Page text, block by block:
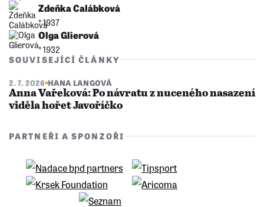
Zdeňka Calábková
* 1937
Olga Glierová
* 1932
SOUVISEJÍCÍ ČLÁNKY
2. 7. 2026 HANA LANGOVÁ
Anna Vařeková: Po návratu z nuceného nasazení
viděla hořet Javoříčko
PARTNEŘI A SPONZOŘI